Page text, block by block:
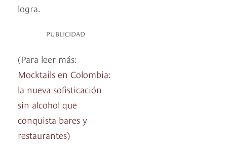
logra.
PUBLICIDAD
(Para leer más:
Mocktails en Colombia:
la nueva sofisticación
sin alcohol que
conquista bares y
restaurantes)